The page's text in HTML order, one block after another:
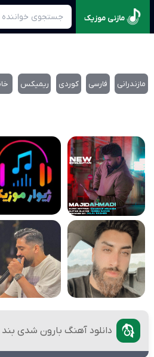
مازنی موزیک
مازندرانی فارسی کوردی ریمیکس
دانلود آهنگ بارون شدی